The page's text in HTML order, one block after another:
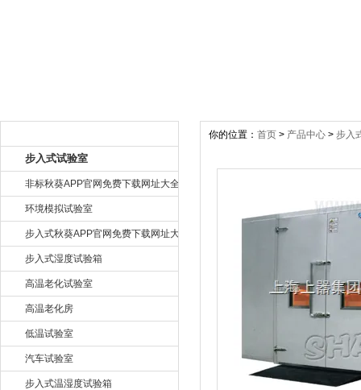
步入式试验室
非标秋葵APP官网免费下载网址大全
环境模拟试验室
步入式秋葵APP官网免费下载网址大全
步入式湿度试验箱
高温老化试验室
高温老化房
低温试验室
汽车试验室
步入式温湿度试验箱
你的位置： 首页 > 产品中心 > 步入